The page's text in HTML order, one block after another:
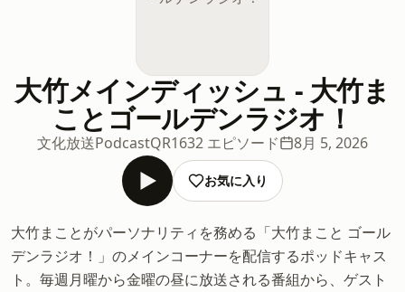
大竹メインディッシュ - 大竹ま
ことゴールデンラジオ！
文化放送PodcastQR1632 エピソード 8月 5, 2026
お気に入り
大竹まことがパーソナリティを務める「大竹まこと ゴール
デンラジオ！」のメインコーナーを配信するポッドキャス
ト。毎週月曜から金曜の昼に放送される番組から、ゲスト